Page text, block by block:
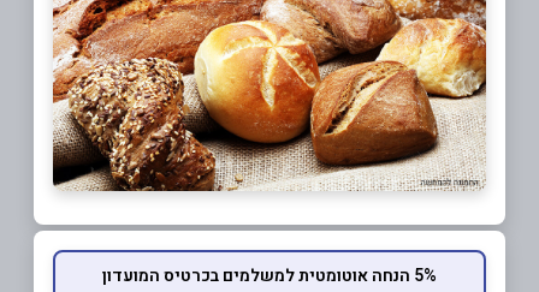
5% הנחה אוטומטית למשלמים בכרטיס המועדון